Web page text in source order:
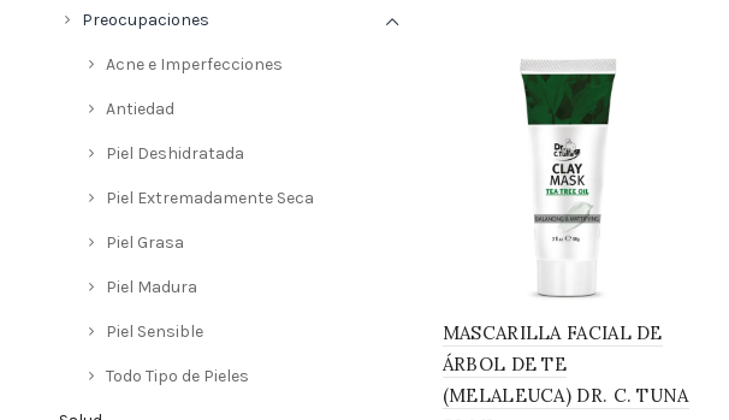
MASCARILLA FACIAL DE
ÁRBOL DE TE
(MELALEUCA) DR. C. TUNA
Preocupaciones
Acne e Imperfecciones
Antiedad
Piel Deshidratada
Piel Extremadamente Seca
Piel Grasa
Piel Madura
Piel Sensible
Todo Tipo de Pieles